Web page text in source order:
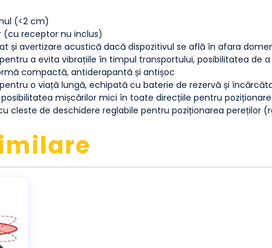
(<2 cm)
(cu receptor nu inclus)
și avertizare acustică dacă dispozitivul se află în afara
a evita vibrațiile în timpul transportului, posibilitatea de
compactă, antiderapantă și antișoc
o viață lungă, echipată cu baterie de rezervă și
mișcărilor mici în toate direcțiile pentru poziționare
cleste de deschidere reglabile pentru poziționarea pereților